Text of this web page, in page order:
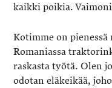
kaikki poikia. Vaimoni
Kotimme on
Romaniassa
raskasta työtä. Olen
odotan eläkeikää,